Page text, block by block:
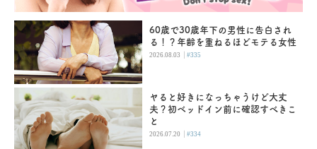
60歳で30歳年下の男性に告白され
る！？年齢を重ねるほどモテる女性
2026.08.03 |#335
ヤると好きになっちゃうけど大丈
夫？初ベッドイン前に確認すべきこ
と
2026.07.20 |#334